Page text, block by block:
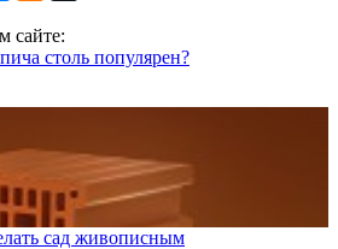
сайте:
столь популярен?
сад живописным